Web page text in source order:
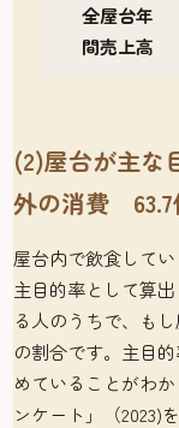
全屋台年
間売上高
(2)屋台が主な
外の消費 63.7
屋台内で飲食して
主目的率として算
る人のうちで、も
の割合です。主目
めていることがわ
ンケート」（2023)